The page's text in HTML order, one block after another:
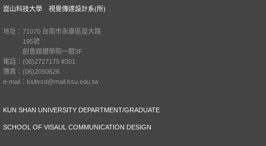
崑山科技大學 視覺傳達設計系(所)
地址：71070 台南市永康區崑大路
195號
創意媒體學院一館3F
電話：(06)2727175 #301
傳真：(06)2050626
e-mail：ksitvcd@mail.ksu.edu.tw
KUN SHAN UNIVERSITY DEPARTMENT/GRADUATE
SCHOOL OF VISAUL COMMUNICATION DESIGN